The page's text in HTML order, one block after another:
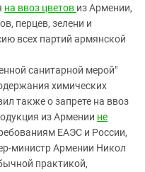
на ввоз цветов из Армении,
перцев, зелени и
всех партий армянской
санитарной мерой"
химических
также о запрете на ввоз
из Армении не
ЕАЭС и России,
министр Армении Никол
практикой,